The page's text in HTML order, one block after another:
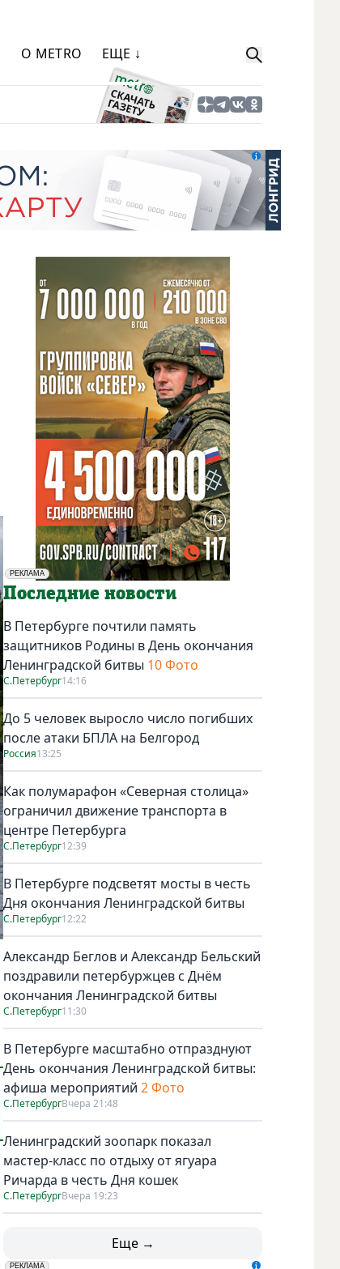
О METRO ЕЩЕ ↓
РЕКЛАМА
Социальная реклама
Последние новости
В Петербурге почтили память
защитников Родины в День окончания
Ленинградской битвы 10 Фото
С.Петербург14:16
До 5 человек выросло число погибших
после атаки БПЛА на Белгород
Россия13:25
Как полумарафон «Северная столица»
ограничил движение транспорта в
центре Петербурга
С.Петербург12:39
В Петербурге подсветят мосты в честь
Дня окончания Ленинградской битвы
С.Петербург12:22
Александр Беглов и Александр Бельский
поздравили петербуржцев с Днём
окончания Ленинградской битвы
С.Петербург11:30
В Петербурге масштабно отпразднуют
День окончания Ленинградской битвы:
афиша мероприятий 2 Фото
С.ПетербургВчера 21:48
Ленинградский зоопарк показал
мастер-класс по отдыху от ягуара
Ричарда в честь Дня кошек
С.ПетербургВчера 19:23
Еще →
erid: LdtCK5udn
РЕКЛАМА
АО "ГАТР", ИНН: 7841320717